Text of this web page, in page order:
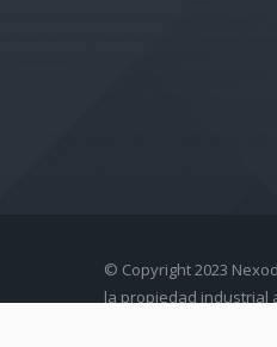
© Copyright 2023
la propiedad industrial